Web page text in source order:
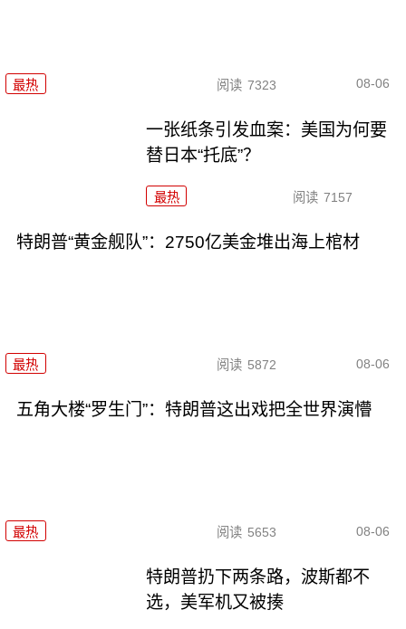
最热 阅读 7323 08-06
一张纸条引发血案：美国为何要
替日本“托底”？
最热 阅读 7157
特朗普“黄金舰队”：2750亿美金堆出海上棺材
最热 阅读 5872 08-06
五角大楼“罗生门”：特朗普这出戏把全世界演懵
最热 阅读 5653 08-06
特朗普扔下两条路，波斯都不
选，美军机又被揍